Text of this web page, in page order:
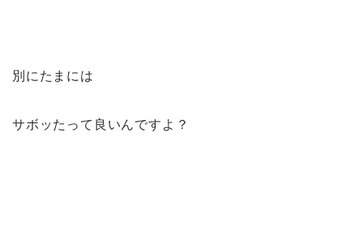
別にたまには
サボッたって良いんですよ？